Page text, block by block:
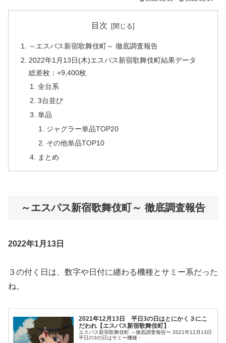
目次
～エスパス新宿歌舞伎町～ 徹底調査報告
2022年1月13日(木)エスパス新宿歌舞伎町結果データ
総差枚：+9,400枚
全台系
3台並び
単品
ジャグラー単品TOP20
その他単品TOP10
まとめ
～エスパス新宿歌舞伎町～ 徹底調査報告
2022年1月13日
３の付く日は、数字や日付に纏わる機種とサミー系だった
ね。
2021年12月13日 平日3の日はとにかく３にこ
だわれ【エスパス新宿歌舞伎町】
エスパス新宿歌舞伎町 ～徹底調査報告〜 2021年12月13日
平日の3の日はサミー機種・